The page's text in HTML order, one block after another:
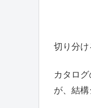
切り分け
カタロ
が、結構